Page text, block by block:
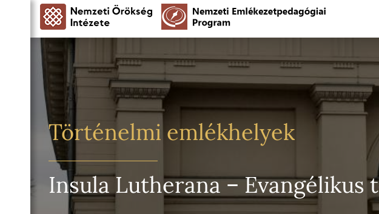
Történelmi emlékhelyek
Insula Lutherana – Evangélikus